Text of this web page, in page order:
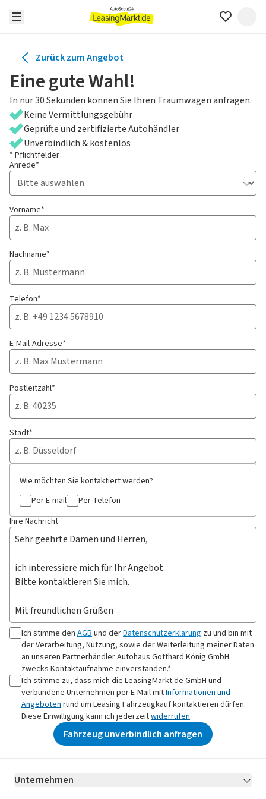
Zurück zum Angebot
Eine gute Wahl!
In nur 30 Sekunden können Sie Ihren Traumwagen anfragen.
Keine Vermittlungsgebühr
Geprüfte und zertifizierte Autohändler
Unverbindlich & kostenlos
* Pflichtfelder
Anrede*
Vorname*
Nachname*
Telefon*
E-Mail-Adresse*
Postleitzahl*
Stadt*
Wie möchten Sie kontaktiert werden?
Per E-mail
Per Telefon
Ihre Nachricht
Ich stimme den AGBund derDatenschutzerklärung zu und bin mit
der Verarbeitung, Nutzung, sowie der Weiterleitung meiner Daten
an unseren Partnerhändler Autohaus Gotthard König GmbH
zwecks Kontaktaufnahme einverstanden.*
Ich stimme zu, dass mich die LeasingMarkt.de GmbH und
verbundene Unternehmen per E-Mail mitInformationen und
Angebotenrund um Leasing Fahrzeugkauf kontaktieren dürfen.
Diese Einwilligung kann ich jederzeitwiderrufen.
Fahrzeug unverbindlich anfragen
Unternehmen